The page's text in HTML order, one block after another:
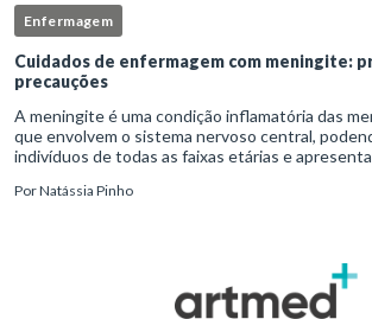
Enfermagem
Cuidados de enfermagem com meningite:
precauções
A meningite é uma condição inflamatória das
que envolvem o sistema nervoso central,
indivíduos de todas as faixas etárias e
PorNatássia Pinho